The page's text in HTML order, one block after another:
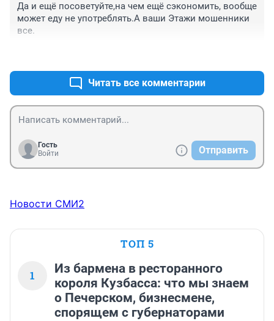
Да и ещё посоветуйте,на чем ещё сэкономить, вообще
может еду не употреблять.А ваши Этажи мошенники
все.
Читать все комментарии
Гость
Войти
Отправить
Новости СМИ2
ТОП 5
1
Из бармена в ресторанного
короля Кузбасса: что мы знаем
о Печерском, бизнесмене,
спорящем с губернаторами